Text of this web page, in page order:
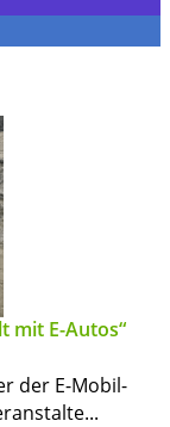
mit E-Autos“
der E-Mobil-